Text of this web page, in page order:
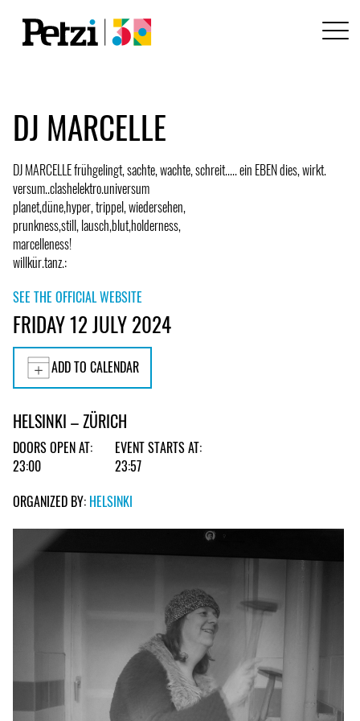
DJ MARCELLE
DJ MARCELLE frühgelingt, sachte, wachte, schreit..... ein EBEN dies, wirkt.
versum..clashelektro.universum
planet,düne,hyper, trippel, wiedersehen,
prunkness,still, lausch,blut,holderness,
marcelleness!
willkür.tanz.:
SEE THE OFFICIAL WEBSITE
FRIDAY 12 JULY 2024
ADD TO CALENDAR
HELSINKI – ZÜRICH
DOORS OPEN AT:
23:00
EVENT STARTS AT:
23:57
ORGANIZED BY: HELSINKI